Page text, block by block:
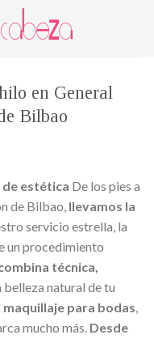
en General
Bilbao
estética De los pies a
de Bilbao, llevamos la
servicio estrella, la
un procedimiento
técnica,
belleza natural de tu
para bodas,
mucho más. Desde